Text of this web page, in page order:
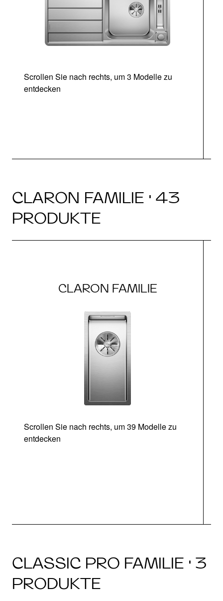
Scrollen Sie nach rechts, um 3 Modelle zu
entdecken
CLARON FAMILIE · 43
PRODUKTE
CLARON FAMILIE
Scrollen Sie nach rechts, um 39 Modelle zu
entdecken
CLASSIC PRO FAMILIE · 3
PRODUKTE